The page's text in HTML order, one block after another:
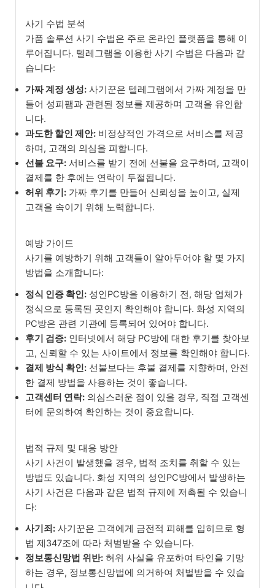
사기 수법 분석
가품 솔루션 사기 수법은 주로 온라인 플랫폼을 통해 이
루어집니다. 텔레그램을 이용한 사기 수법은 다음과 같
습니다:
가짜 계정 생성: 사기꾼은 텔레그램에서 가짜 계정을 만
들어 성피팸과 관련된 정보를 제공하며 고객을 유인합
니다.
과도한 할인 제안: 비정상적인 가격으로 서비스를 제공
하며, 고객의 의심을 피합니다.
선불 요구: 서비스를 받기 전에 선불을 요구하며, 고객이
결제를 한 후에는 연락이 두절됩니다.
허위 후기: 가짜 후기를 만들어 신뢰성을 높이고, 실제
고객을 속이기 위해 노력합니다.
예방 가이드
사기를 예방하기 위해 고객들이 알아두어야 할 몇 가지
방법을 소개합니다:
정식 인증 확인: 성인PC방을 이용하기 전, 해당 업체가
정식으로 등록된 곳인지 확인해야 합니다. 화성 지역의
PC방은 관련 기관에 등록되어 있어야 합니다.
후기 검증: 인터넷에서 해당 PC방에 대한 후기를 찾아보
고, 신뢰할 수 있는 사이트에서 정보를 확인해야 합니다.
결제 방식 확인: 선불보다는 후불 결제를 지향하며, 안전
한 결제 방법을 사용하는 것이 좋습니다.
고객센터 연락: 의심스러운 점이 있을 경우, 직접 고객센
터에 문의하여 확인하는 것이 중요합니다.
법적 규제 및 대응 방안
사기 사건이 발생했을 경우, 법적 조치를 취할 수 있는
방법도 있습니다. 화성 지역의 성인PC방에서 발생하는
사기 사건은 다음과 같은 법적 규제에 저촉될 수 있습니
다:
사기죄: 사기꾼은 고객에게 금전적 피해를 입히므로 형
법 제347조에 따라 처벌받을 수 있습니다.
정보통신망법 위반: 허위 사실을 유포하여 타인을 기망
하는 경우, 정보통신망법에 의거하여 처벌받을 수 있습